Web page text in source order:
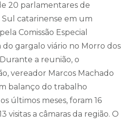
20 parlamentares de
catarinense em um
Comissão Especial
gargalo viário no Morro dos
a reunião, o
vereador Marcos Machado
balanço do trabalho
últimos meses, foram 16
visitas a câmaras da região. O